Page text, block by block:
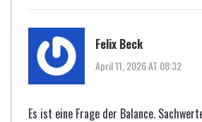
Felix Beck
April 11, 2026 AT 08:32
Es ist eine Frage der Balance.